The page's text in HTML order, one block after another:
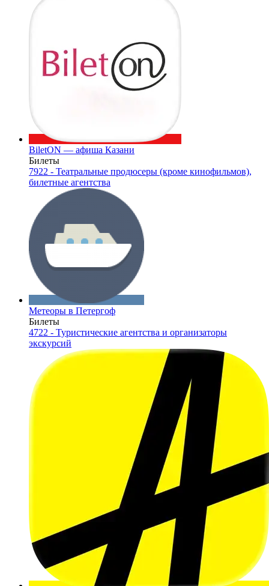
BiletON — афиша Казани
Билеты
7922 - Театральные продюсеры (кроме кинофильмов),
билетные агентства
Метеоры в Петергоф
Билеты
4722 - Туристические агентства и организаторы
экскурсий